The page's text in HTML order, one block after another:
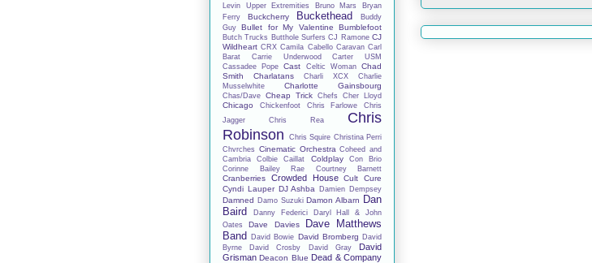
Levin Upper Extremities
Bruno Mars
Bryan
Ferry
Buckcherry Buckethead
Buddy
Guy
Bullet for My Valentine Bumblefoot
Butch Trucks Butthole Surfers CJ Ramone CJ
Wildheart CRX Camila Cabello Caravan Carl
Barat
Carrie Underwood
Carter USM
Cassadee Pope
Cast Celtic Woman
Chad
Smith
Charlatans Charli XCX
Charlie
Musselwhite
Charlotte Gainsbourg
Chas/Dave Cheap Trick Chefs Cher Lloyd
Chicago Chickenfoot Chris Farlowe
Chris
Jagger
Chris Rea
Chris
Robinson
Chris Squire Christina Perri
Chvrches Cinematic Orchestra Coheed and
Cambria
Colbie Caillat Coldplay
Con Brio
Corinne Bailey Rae
Courtney Barnett
Cranberries Crowded House Cult
Cure
Cyndi Lauper DJ Ashba Damien Dempsey
Damned Damo Suzuki Damon Albarn
Dan
Baird
Danny Federici
Daryl Hall & John
Oates
Dave Davies
Dave Matthews
Band
David Bowie David Bromberg David
Byrne
David Crosby David Gray
David
Grisman Deacon Blue Dead & Company